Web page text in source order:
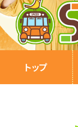
トップ